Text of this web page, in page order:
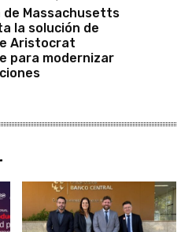
de Massachusetts
la solución de
Aristocrat
para modernizar